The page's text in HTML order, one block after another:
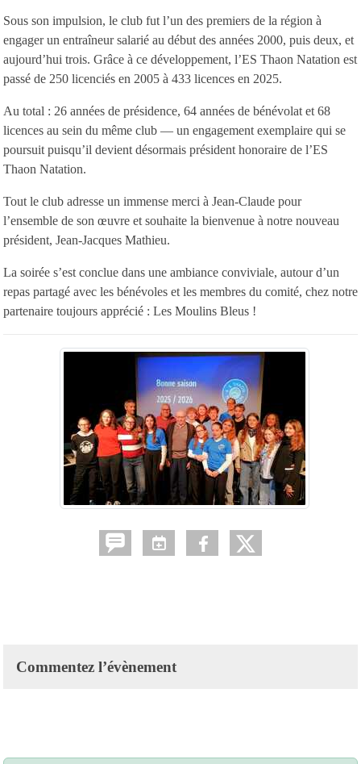
Sous son impulsion, le club fut l’un des premiers de la région à
engager un entraîneur salarié au début des années 2000, puis deux, et
aujourd’hui trois. Grâce à ce développement, l’ES Thaon Natation est
passé de 250 licenciés en 2005 à 433 licences en 2025.
Au total : 26 années de présidence, 64 années de bénévolat et 68
licences au sein du même club — un engagement exemplaire qui se
poursuit puisqu’il devient désormais président honoraire de l’ES
Thaon Natation.
Tout le club adresse un immense merci à Jean-Claude pour
l’ensemble de son œuvre et souhaite la bienvenue à notre nouveau
président, Jean-Jacques Mathieu.
La soirée s’est conclue dans une ambiance conviviale, autour d’un
repas partagé avec les bénévoles et les membres du comité, chez notre
partenaire toujours apprécié : Les Moulins Bleus !
Commentez l’évènement